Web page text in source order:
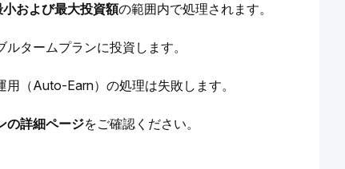
および最大投資額の範囲内で処理されます。
タームプランに投資します。
（Auto-Earn）の処理は失敗します。
の詳細ページをご確認ください。